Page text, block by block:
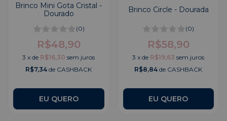
Brinco Mini Gota Cristal -
Dourado
(0)
R$48,90
3 xde R$16,30 sem juros
R$7,34 de CASHBACK
Brinco Circle - Dourada
(0)
R$58,90
3 xde R$19,63 sem juros
R$8,84 de CASHBACK